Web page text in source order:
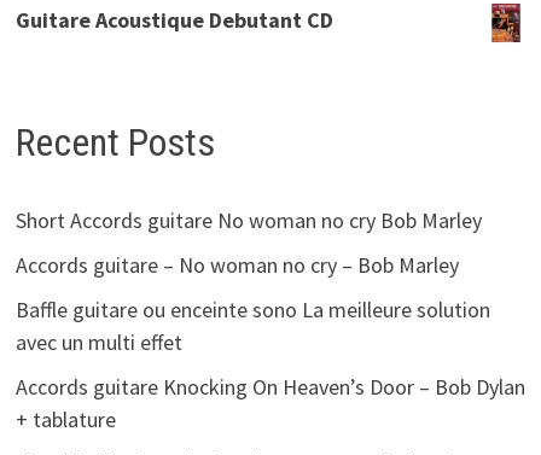
Guitare Acoustique Debutant CD
Recent Posts
Short Accords guitare No woman no cry Bob Marley
Accords guitare – No woman no cry – Bob Marley
Baffle guitare ou enceinte sono La meilleure solution
avec un multi effet
Accords guitare Knocking On Heaven’s Door – Bob Dylan
+ tablature